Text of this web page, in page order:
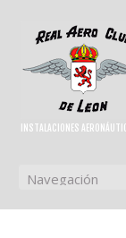
INSTALACIONES